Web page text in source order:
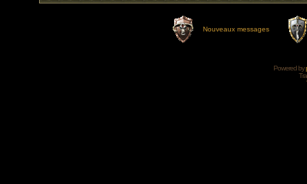
Nouveaux messages
Powered by